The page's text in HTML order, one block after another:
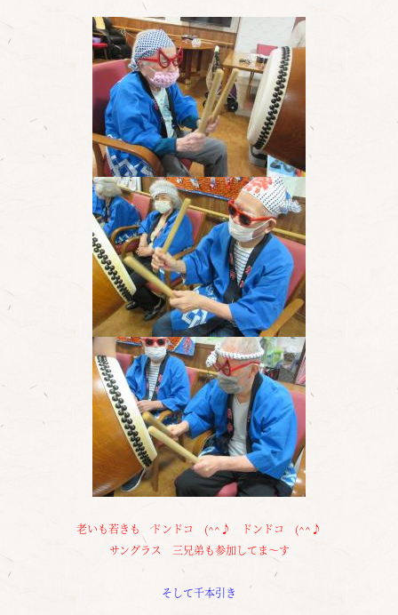
老いも若きも ドンドコ (^^♪ ドンドコ (^^♪
サングラス 三兄弟も参加してま～す
そして千本引き